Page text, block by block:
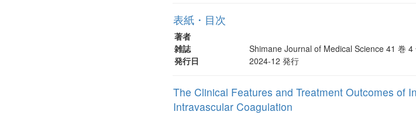
表紙・目次
著者
雑誌
Shimane Journal of Medical Science 41 巻 4
発行日
2024-12 発行
The Clinical Features and Treatment Outcomes of
Intravascular Coagulation